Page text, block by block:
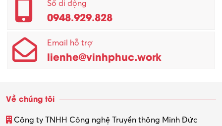
Quản lý chất lượng – QC
Quản lý sản xuất
Quản trị kinh doanh
Số di động
0948.929.828
Email hỗ trợ
lienhe@vinhphuc.work
Về chúng tôi
Công ty TNHH Công nghệ Truyền thông Minh Đức